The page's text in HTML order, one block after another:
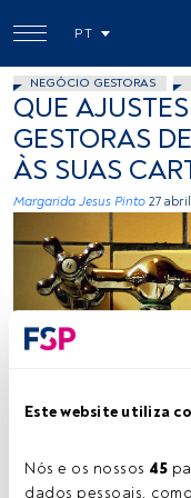
Este website utiliza
Nós e os nossos 45
dados pessoais,
PT
NEGÓCIO GESTORAS
QUE
GESTORAS
ÀS SUAS
Margarida Jesus Pinto 27
Tempo de leitura:3 min.